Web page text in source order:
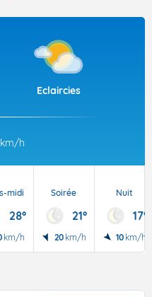
Eclaircies
km/h
midi
28°
km/h
Soirée
21°
20 km/h
Nuit
17°
10 km/h